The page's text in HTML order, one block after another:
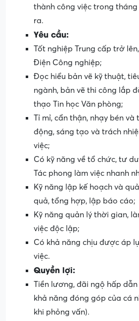
thành công việc trong
ra.
Yêu cầu:
Tốt nghiệp Trung cấp trở
Điện Công nghiệp;
Đọc hiểu bản vẽ kỹ thuật,
ngành, bản vẽ thi công lắp
thạo Tin học Văn phòng;
Tỉ mỉ, cẩn thận, nhạy bén và
động, sáng tạo và trách
việc;
Có kỹ năng về tổ chức, tư
Tác phong làm việc nhanh
Kỹ năng lập kế hoạch và
quả, tổng hợp, lập báo cáo;
Kỹ năng quản lý thời gian,
việc độc lập;
Có khả năng chịu được áp
việc.
Quyền lợi:
Tiền lương, đãi ngộ hấp
khả năng đóng góp của cá
khi phỏng vấn).